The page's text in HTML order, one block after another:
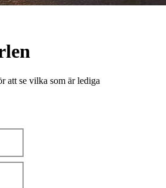
att se vilka som är lediga